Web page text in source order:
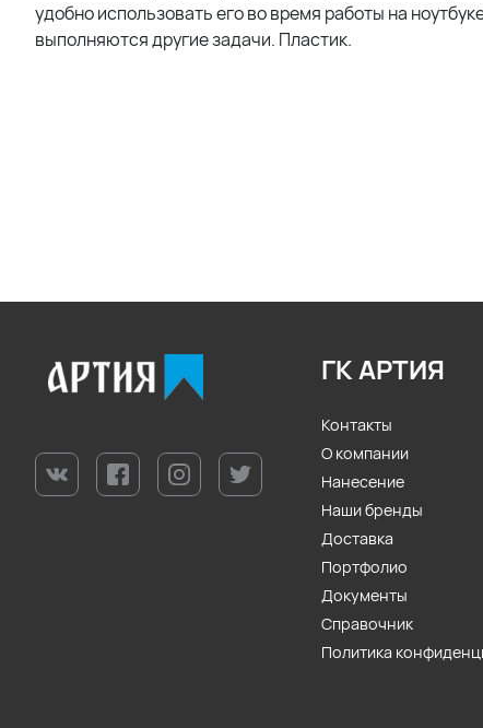
удобно использовать его во время работы на
выполняются другие задачи. Пластик.
ГК АРТИЯ
Контакты
О компании
Нанесение
Наши бренды
Доставка
Портфолио
Документы
Справочник
Политика